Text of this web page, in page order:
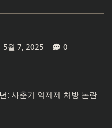
5월 7, 2025 0
: 사춘기 억제제 처방 논란